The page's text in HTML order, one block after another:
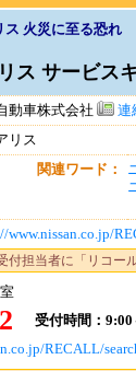
ス 火災に至る恐れ
ス サービス
動車株式会社 連
リス
関連ワード：
www.nissan.co.jp/
付担当者に「リコー
受付時間：
RECALL/